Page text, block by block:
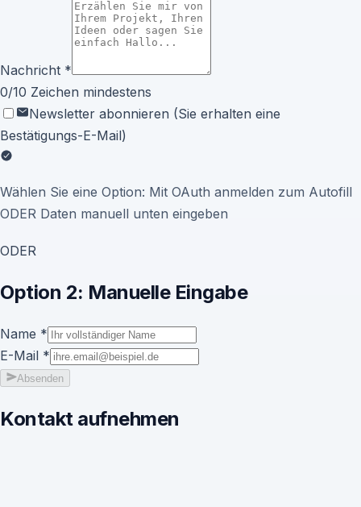
Nachricht *
0/10 Zeichen mindestens
Newsletter abonnieren (Sie erhalten eine
Bestätigungs-E-Mail)
Wählen Sie eine Option: Mit OAuth anmelden zum Autofill
ODER Daten manuell unten eingeben
ODER
Option 2: Manuelle Eingabe
Name *
E-Mail *
Absenden
Kontakt aufnehmen